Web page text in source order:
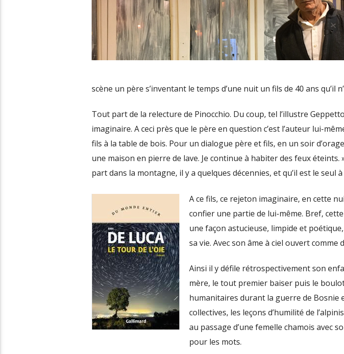
scène un père s’inventant le temps d’une nuit un fils de 40 ans qu’il
Tout part de la relecture de Pinocchio. Du coup, tel l’illustre
imaginaire. A ceci près que le père en question c’est l’auteur lui-
fils à la table de bois. Pour un dialogue père et fils, en un soir
une maison en pierre de lave. Je continue à habiter des feux éteints.
part dans la montagne, il y a quelques décennies, et qu’il est le seul
A ce fils, ce rejeton imaginaire, en cette
confier une partie de lui-même. Bref,
une façon astucieuse, limpide et
sa vie. Avec son âme à ciel ouvert
Ainsi il y défile rétrospectivement son
mère, le tout premier baiser puis le
humanitaires durant la guerre de Bosnie
collectives, les leçons d’humilité de
au passage d’une femelle chamois avec
pour les mots.